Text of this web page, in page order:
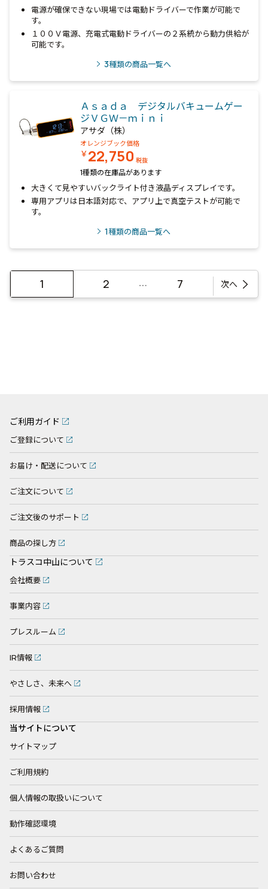
電源が確保できない現場では電動ドライバーで作業が可能で
す。
１００Ｖ電源、充電式電動ドライバーの２系統から動力供給が
可能です。
3種類の商品一覧へ
Ａｓａｄａ デジタルバキュームゲー
ジＶＧＷ－ｍｉｎｉ
アサダ（株）
オレンジブック価格
￥22,750 税抜
1種類の在庫品があります
大きくて見やすいバックライト付き液晶ディスプレイです。
専用アプリは日本語対応で、アプリ上で真空テストが可能で
す。
1種類の商品一覧へ
1 2 … 7 次へ
ご利用ガイド
ご登録について
お届け・配送について
ご注文について
ご注文後のサポート
商品の探し方
トラスコ中山について
会社概要
事業内容
プレスルーム
IR情報
やさしさ、未来へ
採用情報
当サイトについて
サイトマップ
ご利用規約
個人情報の取扱いについて
動作確認環境
よくあるご質問
お問い合わせ